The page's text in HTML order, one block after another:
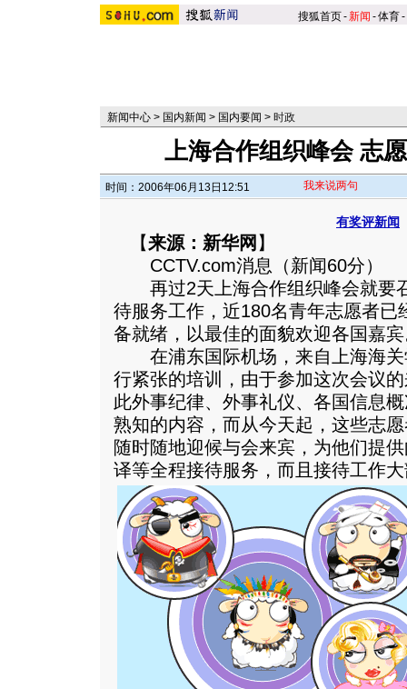
搜狐首页-新闻 -体育-
新闻中心 > 国内新闻 > 国内要闻 > 时政
上海合作组织峰会 志
时间：2006年06月13日12:51 我来说两句
有奖评新闻
【来源：新华网 】
CCTV.com消息（新闻60分）
再过2天上海合作组织峰会就要
待服务工作，近180名青年志愿者已
备就绪，以最佳的面貌欢迎各国嘉
在浦东国际机场，来自上海海关
行紧张的培训，由于参加这次会议
此外事纪律、外事礼仪、各国信息
熟知的内容，而从今天起，这些志
随时随地迎候与会来宾，为他们提
译等全程接待服务，而且接待工作